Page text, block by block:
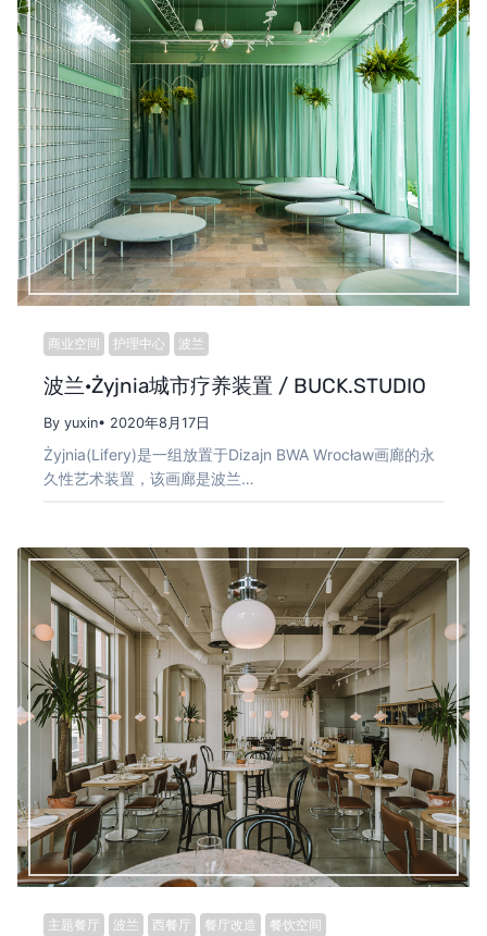
商业空间 护理中心 波兰
波兰·Żyjnia城市疗养装置 / BUCK.STUDIO
By yuxin• 2020年8月17日
Żyjnia(Lifery)是一组放置于Dizajn BWA Wrocław画廊的永
久性艺术装置，该画廊是波兰…
主题餐厅 波兰 西餐厅 餐厅改造 餐饮空间